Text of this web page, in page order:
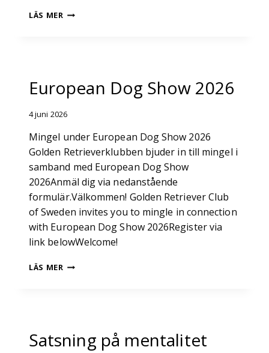
LÄS MER GOLDEN
European Dog Show 2026
4 juni 2026
Mingel under European Dog Show 2026
Golden Retrieverklubben bjuder in till mingel i
samband med European Dog Show
2026Anmäl dig via nedanstående
formulär.Välkommen! Golden Retriever Club
of Sweden invites you to mingle in connection
with European Dog Show 2026Register via
link belowWelcome!
LÄS MER EUROPEAN
Satsning på mentalitet